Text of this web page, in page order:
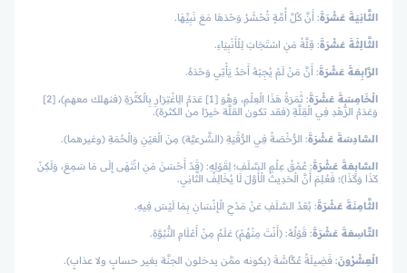
الثَّانِيَةَ عَشْرَةَ: أَنَّ كُلَّ أُمَّةٍ تُحْشَرُ وَحْدَهَا مَعَ نَبِيِّهَا.
الثَّالِثَةَ عَشْرَةَ: قِلَّةُ مَنِ اسْتَجَابَ لِلْأَنْبِيَاءِ.
الرَّابِعَةَ عَشْرَةَ: أَنَّ مَنْ لَمْ يُجِبْهُ أَحَدٌ يَأْتِي وَحْدَهُ.
الْخَامِسَةَ عَشْرَةَ
: ثَمَرَةُ هَذَا الْعِلْمِ، وَهُوَ [1] عَدَمُ الِاغْتِرَارِ بِالْكَثْرَةِ (فنهلك معهم)، [2]
وَعَدَمُ الزُّهْدِ فِي الْقِلَّةِ (فقد تكون القلَّة خيرًا من الكثرة).
السَّادِسَةَ عَشْرَةَ: الرُّخْصَةُ فِي الرُّقْيَةِ (الشَّرعيَّة) مِنَ الْعَيْنِ وَالْحُمَةِ (وغيرهما).
السَّابِعَةَ عَشْرَةَ: عُمْقُ عِلْمِ السَّلَفِ؛ لِقَوْلِهِ: (قَدْ أَحْسَنَ مَنِ انْتَهَى إِلَى مَا سَمِعَ، وَلَكِنْ
كَذَا وَكَذَا)؛ فَعُلِمَ أَنَّ الْحَدِيثَ الْأَوَّلَ لَا يُخَالِفُ الثَّانِي.
الثَّامِنَةَ عَشْرَةَ: بُعْدُ السَّلَفِ عَنْ مَدْحِ الْإِنْسَانِ بِمَا لَيْسَ فِيهِ.
التَّاسِعَةَ عَشْرَةَ: قَوْلُهُ: (أَنْتَ مِنْهُمْ) عَلَمٌ مِنْ أَعْلَامِ النُّبُوَّةِ.
الْعِشْرُونَ: فَضِيلَةُ عُكَّاشَةَ (بكونه ممَّن يدخلون الجنَّة بغير حسابٍ ولا عذابٍ).